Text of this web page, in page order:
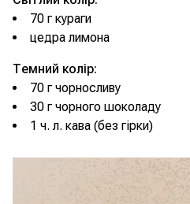
70 г кураги
цедра лимона
Темний колір:
70 г чорносливу
30 г чорного шоколаду
1 ч. л. кава (без гірки)